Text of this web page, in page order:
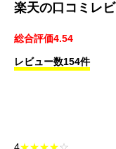
楽天の口コミレ
総合評価4.54
レビュー数154件